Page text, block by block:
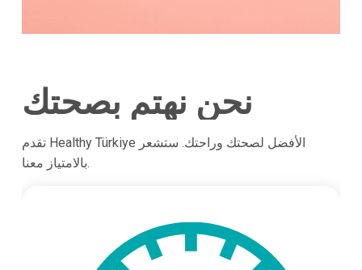
نحن نهتم بصحتك
تقدم Healthy Türkiye الأفضل لصحتك وراحتك. ستشعر
بالامتياز معنا.